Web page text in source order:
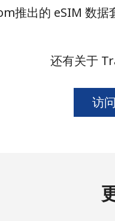
推出的 eSIM 数据
还有关于
访